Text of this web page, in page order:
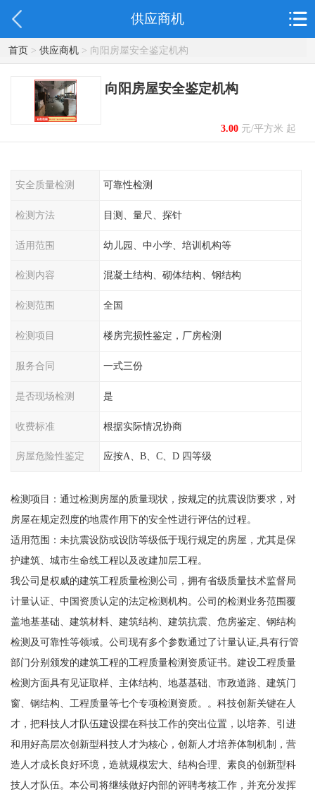
供应商机
首页> 供应商机> 向阳房屋安全鉴定机构
向阳房屋安全鉴定机构
3.00元/平方米 起
安全质量检测 可靠性检测
检测方法 目测、量尺、探针
适用范围 幼儿园、中小学、培训机构等
检测内容 混凝土结构、砌体结构、钢结构
检测范围 全国
检测项目 楼房完损性鉴定，厂房检测
服务合同 一式三份
是否现场检测 是
收费标准 根据实际情况协商
房屋危险性鉴定 应按A、B、C、D 四等级
检测项目：通过检测房屋的质量现状，按规定的抗震设防要求，对
房屋在规定烈度的地震作用下的安全性进行评估的过程。
适用范围：未抗震设防或设防等级低于现行规定的房屋，尤其是保
护建筑、城市生命线工程以及改建加层工程。
我公司是权威的建筑工程质量检测公司，拥有省级质量技术监督局
计量认证、中国资质认定的法定检测机构。公司的检测业务范围覆
盖地基基础、建筑材料、建筑结构、建筑抗震、危房鉴定、钢结构
检测及可靠性等领域。公司现有多个参数通过了计量认证,具有行管
部门分别颁发的建筑工程的工程质量检测资质证书。建设工程质量
检测方面具有见证取样、主体结构、地基基础、市政道路、建筑门
窗、钢结构、工程质量等七个专项检测资质。。科技创新关键在人
才，把科技人才队伍建设摆在科技工作的突出位置，以培养、引进
和用好高层次创新型科技人才为核心，创新人才培养体制机制，营
造人才成长良好环境，造就规模宏大、结构合理、素良的创新型科
技人才队伍。本公司将继续做好内部的评聘考核工作，并充分发挥